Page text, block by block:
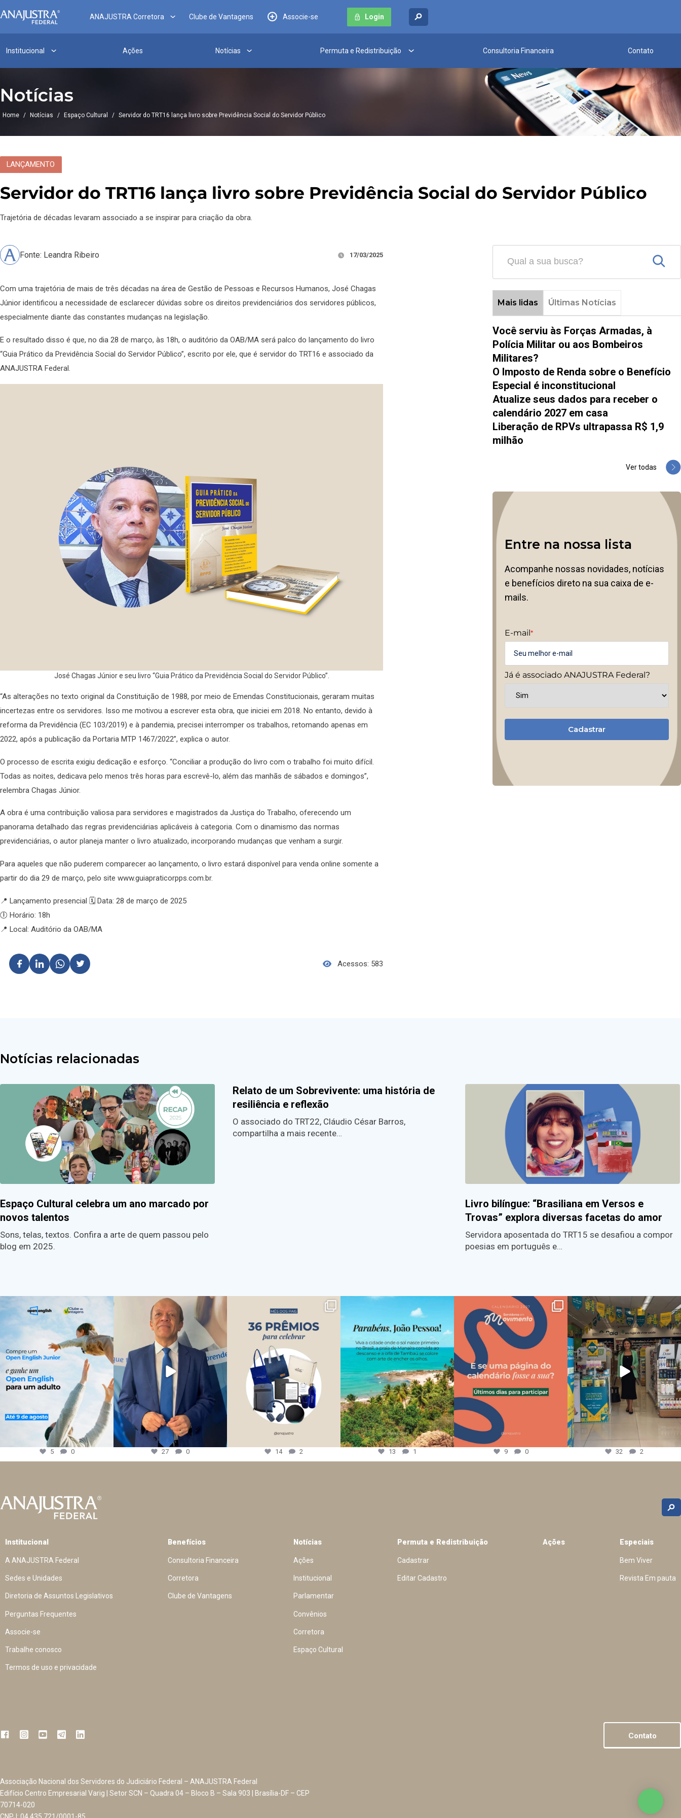
ANAJUSTRA Corretora Clube de Vantagens Associe-se Login
Institucional Ações Notícias Permuta e Redistribuição Consultoria Financeira Contato
Notícias
Home / Notícias / Espaço Cultural / Servidor do TRT16 lança livro sobre Previdência Social do Servidor Público
LANÇAMENTO
Servidor do TRT16 lança livro sobre Previdência Social do Servidor Público
Trajetória de décadas levaram associado a se inspirar para criação da obra.
Fonte: Leandra Ribeiro 17/03/2025
Com uma trajetória de mais de três décadas na área de Gestão de Pessoas e Recursos Humanos, José Chagas
Júnior identificou a necessidade de esclarecer dúvidas sobre os direitos previdenciários dos servidores públicos,
especialmente diante das constantes mudanças na legislação.
E o resultado disso é que, no dia 28 de março, às 18h, o auditório da OAB/MA será palco do lançamento do livro
“Guia Prático da Previdência Social do Servidor Público”, escrito por ele, que é servidor do TRT16 e associado da
ANAJUSTRA Federal.
José Chagas Júnior e seu livro “Guia Prático da Previdência Social do Servidor Público”.
“As alterações no texto original da Constituição de 1988, por meio de Emendas Constitucionais, geraram muitas
incertezas entre os servidores. Isso me motivou a escrever esta obra, que iniciei em 2018. No entanto, devido à
reforma da Previdência (EC 103/2019) e à pandemia, precisei interromper os trabalhos, retomando apenas em
2022, após a publicação da Portaria MTP 1467/2022”, explica o autor.
O processo de escrita exigiu dedicação e esforço. “Conciliar a produção do livro com o trabalho foi muito difícil.
Todas as noites, dedicava pelo menos três horas para escrevê-lo, além das manhãs de sábados e domingos”,
relembra Chagas Júnior.
A obra é uma contribuição valiosa para servidores e magistrados da Justiça do Trabalho, oferecendo um
panorama detalhado das regras previdenciárias aplicáveis à categoria. Com o dinamismo das normas
previdenciárias, o autor planeja manter o livro atualizado, incorporando mudanças que venham a surgir.
Para aqueles que não puderem comparecer ao lançamento, o livro estará disponível para venda online somente a
partir do dia 29 de março, pelo site www.guiapraticorpps.com.br.
📍 Lançamento presencial 🗓 Data: 28 de março de 2025
🕕 Horário: 18h
📍 Local: Auditório da OAB/MA
Acessos: 583
Mais lidas Últimas Notícias
Você serviu às Forças Armadas, à
Polícia Militar ou aos Bombeiros
Militares?
O Imposto de Renda sobre o Benefício
Especial é inconstitucional
Atualize seus dados para receber o
calendário 2027 em casa
Liberação de RPVs ultrapassa R$ 1,9
milhão
Ver todas
Entre na nossa lista
Acompanhe nossas novidades, notícias
e benefícios direto na sua caixa de e-
mails.
E-mail*
Já é associado ANAJUSTRA Federal?
Cadastrar
Notícias relacionadas
Espaço Cultural celebra um ano marcado por
novos talentos
Sons, telas, textos. Confira a arte de quem passou pelo
blog em 2025.
Relato de um Sobrevivente: uma história de
resiliência e reflexão
O associado do TRT22, Cláudio César Barros,
compartilha a mais recente…
Livro bilíngue: “Brasiliana em Versos e
Trovas” explora diversas facetas do amor
Servidora aposentada do TRT15 se desafiou a compor
poesias em português e…
5 0 27 0 14 2 13 1 9 0 32 2
Institucional
A ANAJUSTRA Federal
Sedes e Unidades
Diretoria de Assuntos Legislativos
Perguntas Frequentes
Associe-se
Trabalhe conosco
Termos de uso e privacidade
Benefícios
Consultoria Financeira
Corretora
Clube de Vantagens
Notícias
Ações
Institucional
Parlamentar
Convênios
Corretora
Espaço Cultural
Permuta e Redistribuição
Cadastrar
Editar Cadastro
Ações Especiais
Bem Viver
Revista Em pauta
Contato
Associação Nacional dos Servidores do Judiciário Federal – ANAJUSTRA Federal
Edifício Centro Empresarial Varig | Setor SCN – Quadra 04 – Bloco B – Sala 903 | Brasília-DF – CEP
70714-020
CNPJ: 04.435.721/0001-85